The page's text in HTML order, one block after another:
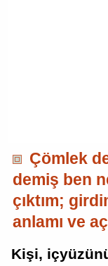
Çömlek
demiş ben
çıktım;
anlamı ve
Kişi,